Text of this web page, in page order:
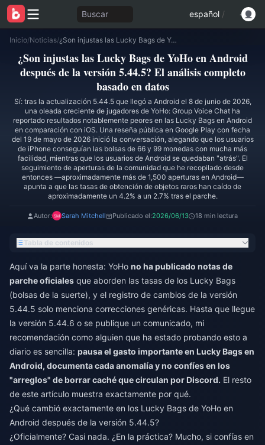
Buscar español /
Inicio/Noticias/ ¿Son injustas las Lucky Bags de YoHo en Android después de la versión 5.44.5? El análisis completo basado en datos
¿Son injustas las Lucky Bags de YoHo en Android
después de la versión 5.44.5? El análisis completo
basado en datos
Sí: tras la actualización 5.44.5 que llegó a Android el 8 de junio de 2026,
una oleada creciente de jugadores de YoHo: Group Voice Chat ha
reportado resultados notablemente peores en las Lucky Bags en Android
en comparación con iOS. Una reseña pública en Google Play con fecha
del 19 de mayo de 2026 inició la conversación, alegando que los usuarios
de iPhone conseguían las bolsas de 66 y 99 monedas con mucha más
facilidad, mientras que los usuarios de Android se quedaban "atrás". El
seguimiento de aperturas de la comunidad que he recopilado desde
entonces —aproximadamente más de 1,500 aperturas en Android—
apunta a que las tasas de obtención de objetos raros han caído de
aproximadamente un 4.2% a un 2.7% tras el parche.
Autor: Sarah Mitchell Publicado el:2026/06/13 18 min lectura
Tabla de contenidos
Aquí va la parte honesta: YoHo no ha publicado notas de
parche oficiales que aborden las tasas de los Lucky Bags
(bolsas de la suerte), y el registro de cambios de la versión
5.44.5 solo menciona correcciones genéricas. Hasta que llegue
la versión 5.44.6 o se publique un comunicado, mi
recomendación como alguien que ha estado probando esto a
diario es sencilla: pausa el gasto importante en Lucky Bags en
Android, documenta cada anomalía y no confíes en los
"arreglos" de borrar caché que circulan por Discord. El resto
de este artículo muestra exactamente por qué.
¿Qué cambió exactamente en los Lucky Bags de YoHo en
Android después de la versión 5.44.5?
¿Oficialmente? Casi nada. ¿En la práctica? Mucho, si confías en